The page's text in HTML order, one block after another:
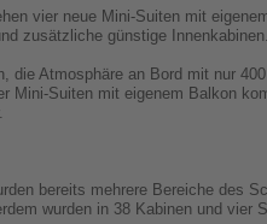
vier neue Mini-Suiten mit
zusätzliche günstige Innenkabinen.
die Atmosphäre an Bord mit nur
Suiten mit eigenem Balkon
bereits mehrere Bereiche des
wurden in 38 Kabinen und